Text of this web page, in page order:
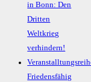
in Bonn: Den
Dritten
Weltkrieg
verhindern!
Friedensfähig